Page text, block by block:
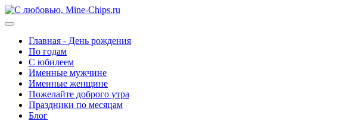
Главная - День рождения
По годам
С юбилеем
Именные мужчине
Именные женщине
Пожелайте доброго утра
Праздники по месяцам
Блог